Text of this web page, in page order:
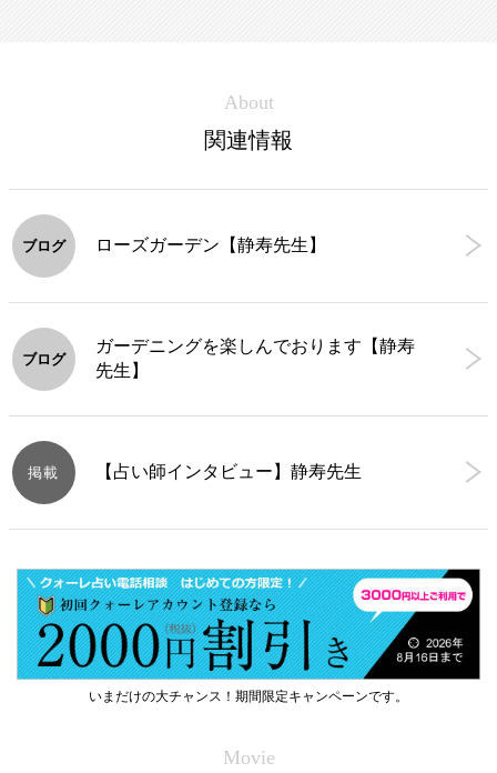
About
関連情報
ブログ ローズガーデン【静寿先生】
ブログ
ガーデニングを楽しんでおります【静寿
先生】
掲載 【占い師インタビュー】静寿先生
いまだけの大チャンス！期間限定キャンペーンです。
Movie